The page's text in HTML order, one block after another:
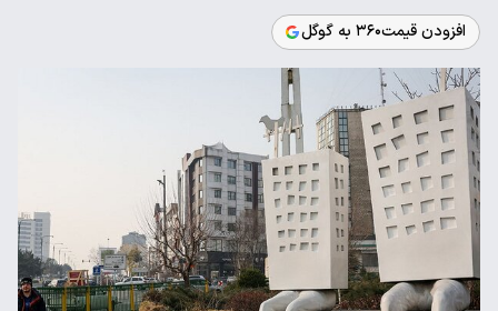
افزودن قیمت۳۶۰ به گوگل